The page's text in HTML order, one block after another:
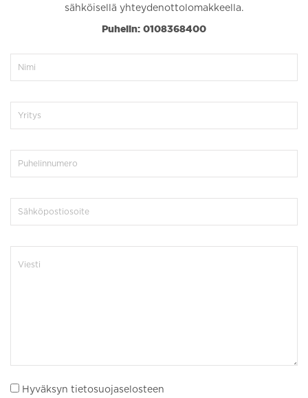
sähköisellä yhteydenottolomakkeella.
Puhelin: 0108368400
Hyväksyn tietosuojaselosteen